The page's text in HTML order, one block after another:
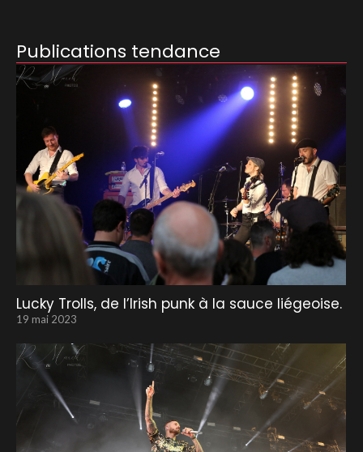
Publications tendance
Lucky Trolls, de l’Irish punk à la sauce liégeoise.
19 mai 2023